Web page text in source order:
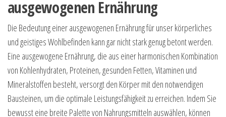
ausgewogenen Ernährung
Die Bedeutung einer ausgewogenen Ernährung für unser körperliches
und geistiges Wohlbefinden kann gar nicht stark genug betont werden.
Eine ausgewogene Ernährung, die aus einer harmonischen Kombination
von Kohlenhydraten, Proteinen, gesunden Fetten, Vitaminen und
Mineralstoffen besteht, versorgt den Körper mit den notwendigen
Bausteinen, um die optimale Leistungsfähigkeit zu erreichen. Indem Sie
bewusst eine breite Palette von Nahrungsmitteln auswählen, können